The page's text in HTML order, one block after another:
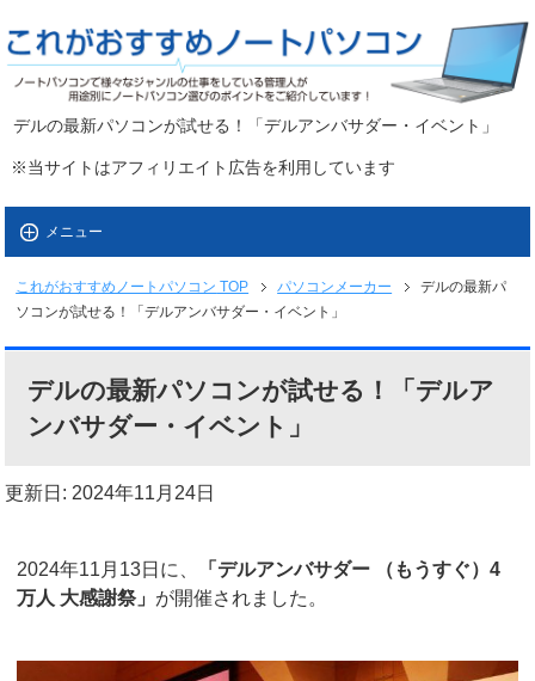
デルの最新パソコンが試せる！「デルアンバサダー・イベント」
※当サイトはアフィリエイト広告を利用しています
メニュー
これがおすすめノートパソコン TOP パソコンメーカー
デルの最新パ
ソコンが試せる！「デルアンバサダー・イベント」
デルの最新パソコンが試せる！「デルア
ンバサダー・イベント」
更新日: 2024年11月24日
2024年11月13日に、
「デルアンバサダー （もうすぐ）4
万人 大感謝祭」 が開催されました。